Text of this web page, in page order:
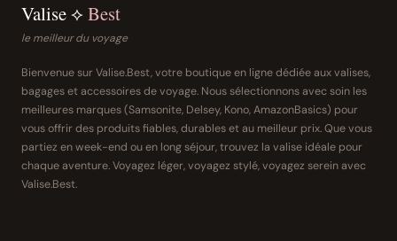
Valise ⟡ Best
le meilleur du voyage
Bienvenue sur Valise.Best, votre boutique en ligne dédiée aux valises,
bagages et accessoires de voyage. Nous sélectionnons avec soin les
meilleures marques (Samsonite, Delsey, Kono, AmazonBasics) pour
vous offrir des produits fiables, durables et au meilleur prix. Que vous
partiez en week-end ou en long séjour, trouvez la valise idéale pour
chaque aventure. Voyagez léger, voyagez stylé, voyagez serein avec
Valise.Best.